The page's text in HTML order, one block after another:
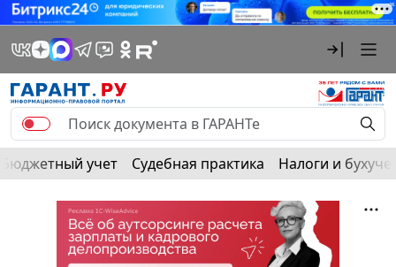
Бюджетный учет Судебная практика Налоги и